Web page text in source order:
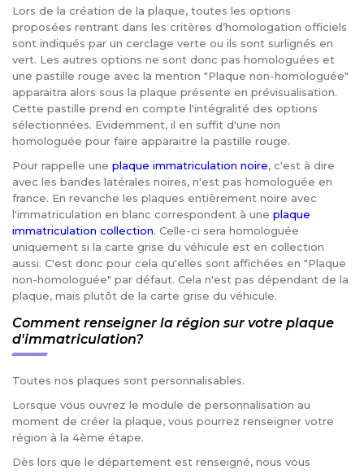
Lors de la création de la plaque, toutes les options
proposées rentrant dans les critères d’homologation officiels
sont indiqués par un cerclage verte ou ils sont surlignés en
vert. Les autres options ne sont donc pas homologuées et
une pastille rouge avec la mention "Plaque non-homologuée"
apparaitra alors sous la plaque présente en prévisualisation.
Cette pastille prend en compte l'intégralité des options
sélectionnées. Evidemment, il en suffit d'une non
homologuée pour faire apparaitre la pastille rouge.
Pour rappelle une plaque immatriculation noire, c'est à dire
avec les bandes latérales noires, n'est pas homologuée en
france. En revanche les plaques entièrement noire avec
l'immatriculation en blanc correspondent à une plaque
immatriculation collection. Celle-ci sera homologuée
uniquement si la carte grise du véhicule est en collection
aussi. C'est donc pour cela qu'elles sont affichées en "Plaque
non-homologuée" par défaut. Cela n'est pas dépendant de la
plaque, mais plutôt de la carte grise du véhicule.
Comment renseigner la région sur votre plaque
d'immatriculation?
Toutes nos plaques sont personnalisables.
Lorsque vous ouvrez le module de personnalisation au
moment de créer la plaque, vous pourrez renseigner votre
région à la 4ème étape.
Dès lors que le département est renseigné, nous vous